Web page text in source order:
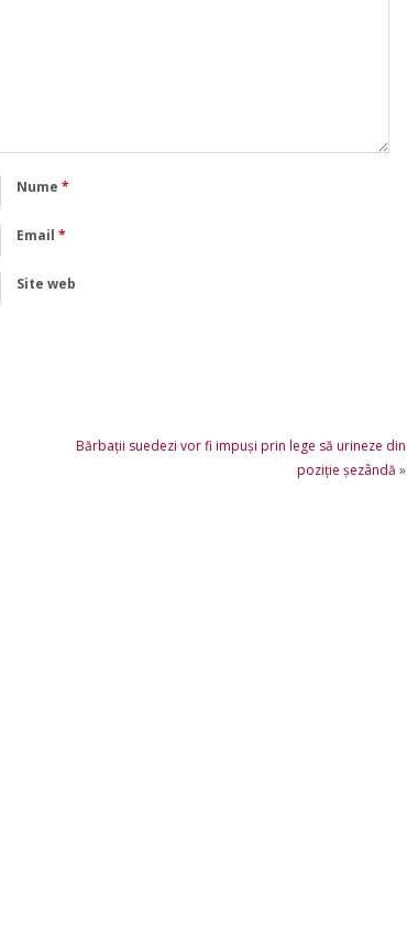
Nume *
Email *
Site web
Bărbaţii suedezi vor fi impuşi prin lege să urineze din
poziţie şezândă »